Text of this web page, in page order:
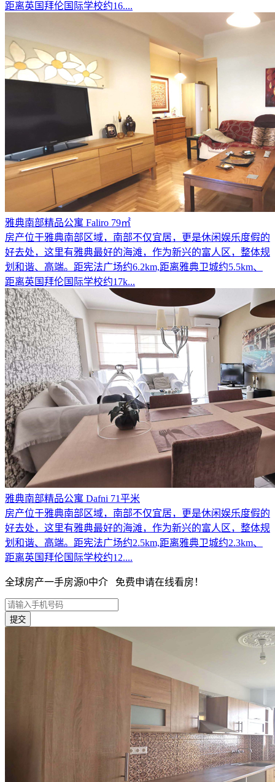
距离英国拜伦国际学校约16....
雅典南部精品公寓 Faliro 79㎡
房产位于雅典南部区域，南部不仅宜居，更是休闲娱乐度假的
好去处，这里有雅典最好的海滩，作为新兴的富人区，整体规
划和谐、高端。距宪法广场约6.2km,距离雅典卫城约5.5km、
距离英国拜伦国际学校约17k...
雅典南部精品公寓 Dafni 71平米
房产位于雅典南部区域，南部不仅宜居，更是休闲娱乐度假的
好去处，这里有雅典最好的海滩，作为新兴的富人区，整体规
划和谐、高端。距宪法广场约2.5km,距离雅典卫城约2.3km、
距离英国拜伦国际学校约12....
全球房产一手房源0中介 免费申请在线看房！